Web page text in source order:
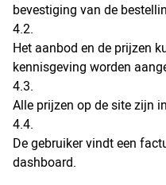
bevestiging van de
4.2.
Het aanbod en de prijzen
kennisgeving worden
4.3.
Alle prijzen op de site zijn
4.4.
De gebruiker vindt een
dashboard.